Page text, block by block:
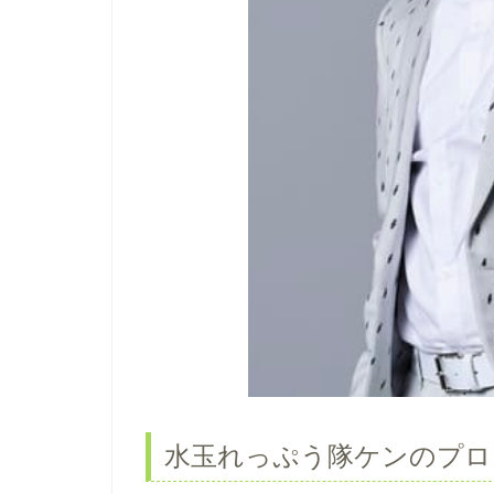
水玉れっぷう隊ケンのプ